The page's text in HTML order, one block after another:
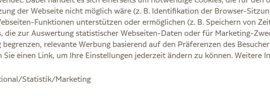
FAQ AGB Cookie-Einstellungen Datenschutz
und fragen Sie Ihre Ärztin, Ihren Arzt oder in der Apotheke.
Rezept entfallen für Lieferungen innerhalb Deutschlands die
der Webseite nicht möglich wäre (z. B. Identifikation der Browser-
Funktionen unterstützen oder ermöglichen (z. B. Speichern von
die zur Auswertung statistischer Webseiten-Daten oder für Marketing-
relevante Werbung basierend auf den Präferenzen des
einen Link, um Ihre Einstellungen jederzeit ändern zu können. Weitere
Statistik/Marketing